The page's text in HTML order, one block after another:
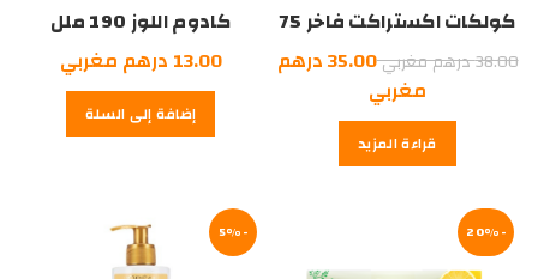
كولكات اكستراكت فاخر 75
ملل 38.00درهم مغربيالسعر
الأصلي
هو:
38.00
35.00درهم
مغربي
الحالي
هو:
قراءة المزيد
كادوم اللوز 190 ملل
13.00 درهم مغربي
إضافة إلى السلة
-20%
-5%